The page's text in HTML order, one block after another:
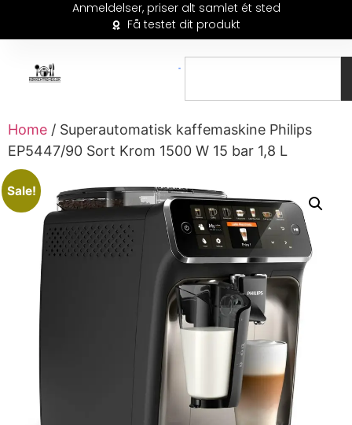
Anmeldelser, priser alt samlet ét sted
Få testet dit produkt
Home / Superautomatisk kaffemaskine Philips
EP5447/90 Sort Krom 1500 W 15 bar 1,8 L
Sale!